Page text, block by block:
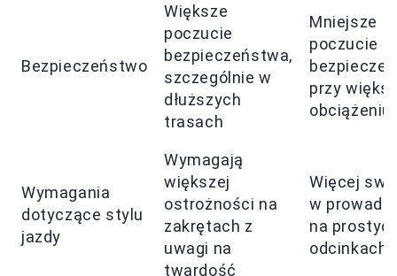
Bezpieczeństwo
Większe
poczucie
bezpieczeństwa,
szczególnie w
dłuższych
trasach
Mniejsze
poczucie
przy
obciążeniu
Wymagania
dotyczące stylu
jazdy
Wymagają
większej
ostrożności na
zakrętach z
uwagi na
twardość
Więcej
w
na
odcinkach